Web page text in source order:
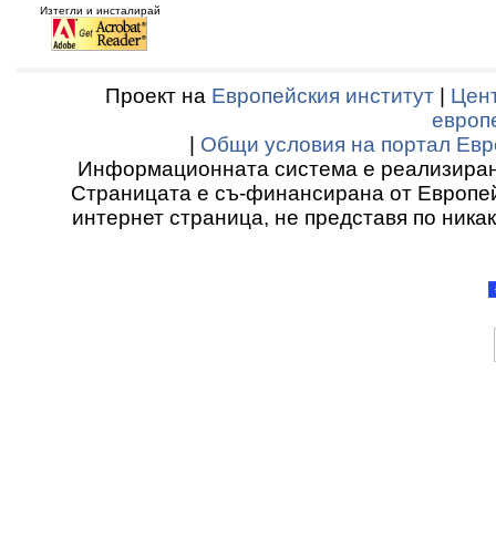
Изтегли и инсталирай
Проект на Европейския институт
Общи условия на портал
Информационната система е
Страницата е съ-финансирана от
интернет страница, не представя по